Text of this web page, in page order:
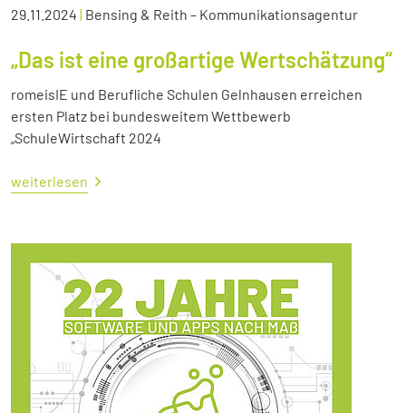
29.11.2024 | Bensing & Reith – Kommunikationsagentur
„Das ist eine großartige Wertschätzung“
romeisIE und Berufliche Schulen Gelnhausen erreichen
ersten Platz bei bundesweitem Wettbewerb
„SchuleWirtschaft 2024
weiterlesen